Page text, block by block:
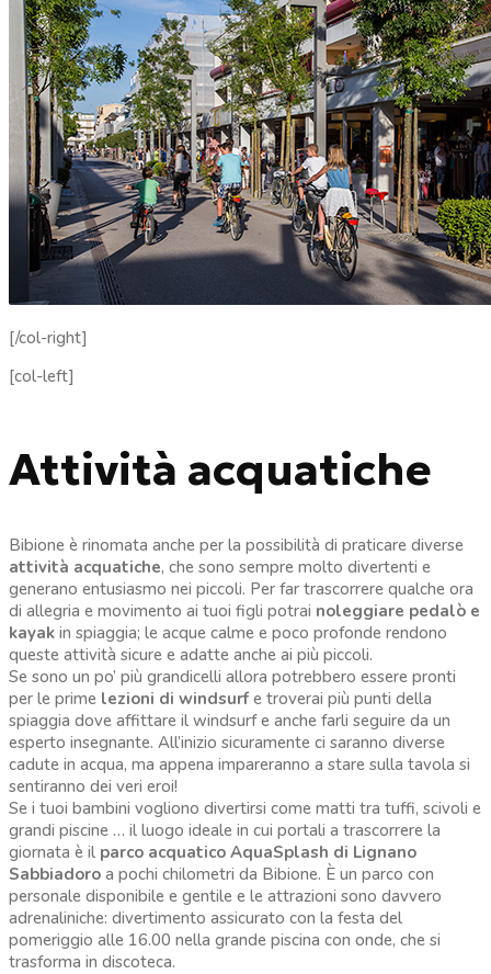
[/col-right]
[col-left]
Attività acquatiche
Bibione è rinomata anche per la possibilità di praticare diverse
attività acquatiche, che sono sempre molto divertenti e
generano entusiasmo nei piccoli. Per far trascorrere qualche ora
di allegria e movimento ai tuoi figli potrai noleggiare pedalò e
kayak in spiaggia; le acque calme e poco profonde rendono
queste attività sicure e adatte anche ai più piccoli.
Se sono un po’ più grandicelli allora potrebbero essere pronti
per le prime lezioni di windsurfe troverai più punti della
spiaggia dove affittare il windsurf e anche farli seguire da un
esperto insegnante. All’inizio sicuramente ci saranno diverse
cadute in acqua, ma appena impareranno a stare sulla tavola si
sentiranno dei veri eroi!
Se i tuoi bambini vogliono divertirsi come matti tra tuffi, scivoli e
grandi piscine … il luogo ideale in cui portali a trascorrere la
giornata è il parco acquatico AquaSplash di Lignano
Sabbiadoro a pochi chilometri da Bibione. È un parco con
personale disponibile e gentile e le attrazioni sono davvero
adrenaliniche: divertimento assicurato con la festa del
pomeriggio alle 16.00 nella grande piscina con onde, che si
trasforma in discoteca.